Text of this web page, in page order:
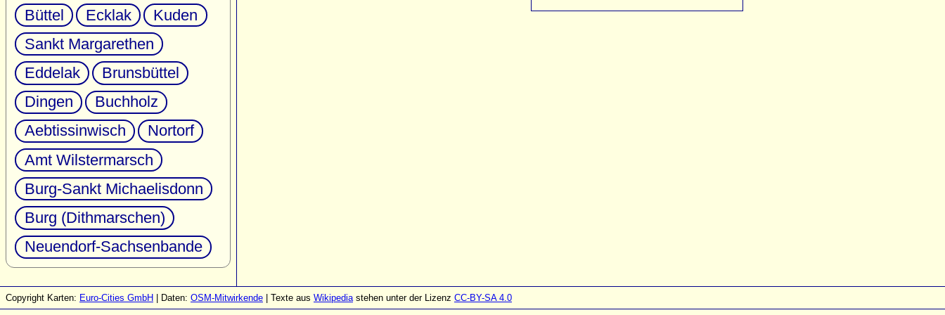
Büttel Ecklak
Kuden
Sankt Margarethen
Eddelak
Brunsbüttel
Dingen
Buchholz
Aebtissinwisch
Nortorf
Amt Wilstermarsch
Burg-Sankt Michaelisdonn
Burg (Dithmarschen)
Neuendorf-Sachsenbande
Copyright Karten: Euro-Cities GmbH | Daten: OSM-Mitwirkende | Texte aus Wikipediastehen unter der Lizenz CC-BY-SA 4.0